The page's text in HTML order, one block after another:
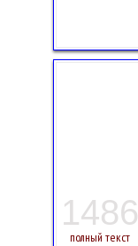
1486
полный текст